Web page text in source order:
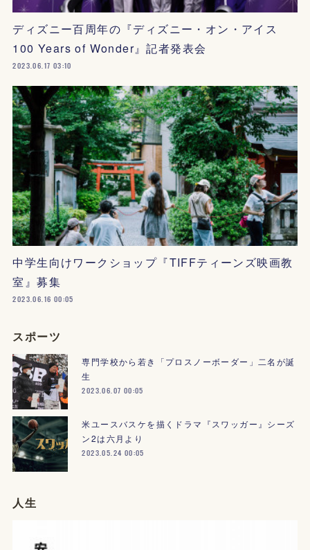
ディズニー百周年の『ディズニー・オン・アイス
100 Years of Wonder』記者発表会
2023.06.17 03:10
中学生向けワークショップ『TIFFティーンズ映画教
室』募集
2023.06.16 00:05
スポーツ
専門学校から若き「プロスノーボーダー」二名が誕
生
2023.06.07 00:05
米ユースバスケを描くドラマ『スワッガー』シーズ
ン2は六月より
2023.05.24 00:05
人生